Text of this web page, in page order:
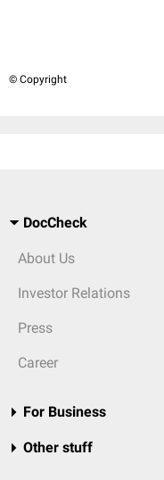
© Copyright
DocCheck
About Us
Investor Relations
Press
Career
For Business
Other stuff